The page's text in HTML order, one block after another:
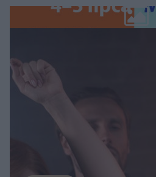
Wawelu